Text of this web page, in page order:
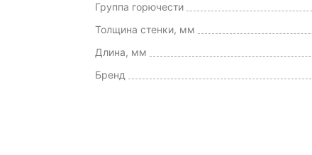
Группа горючести
Толщина стенки, мм
Длина, мм
Бренд